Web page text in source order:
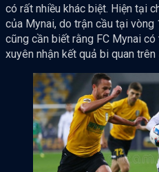
có rất nhiều khác biệt. Hiện tại
của Mynai, do trận cầu tại vòng
cũng cần biết rằng FC Mynai
xuyên nhận kết quả bi quan trên